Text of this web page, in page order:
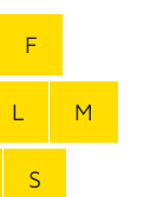
F
L M
S